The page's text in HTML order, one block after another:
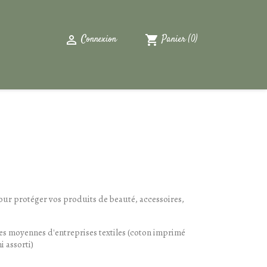
 Connexion shopping_cart Panier(0)
protéger vos produits de beauté, accessoires,
moyennes d'entreprises textiles (coton imprimé
assorti)